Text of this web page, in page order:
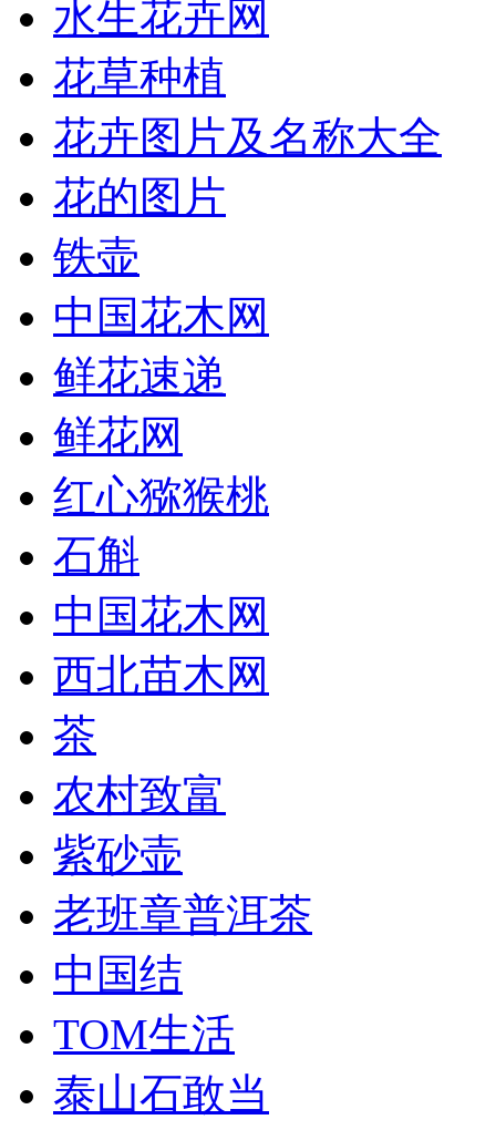
水生花卉网
花草种植
花卉图片及名称大全
花的图片
铁壶
中国花木网
鲜花速递
鲜花网
红心猕猴桃
石斛
中国花木网
西北苗木网
茶
农村致富
紫砂壶
老班章普洱茶
中国结
TOM生活
泰山石敢当